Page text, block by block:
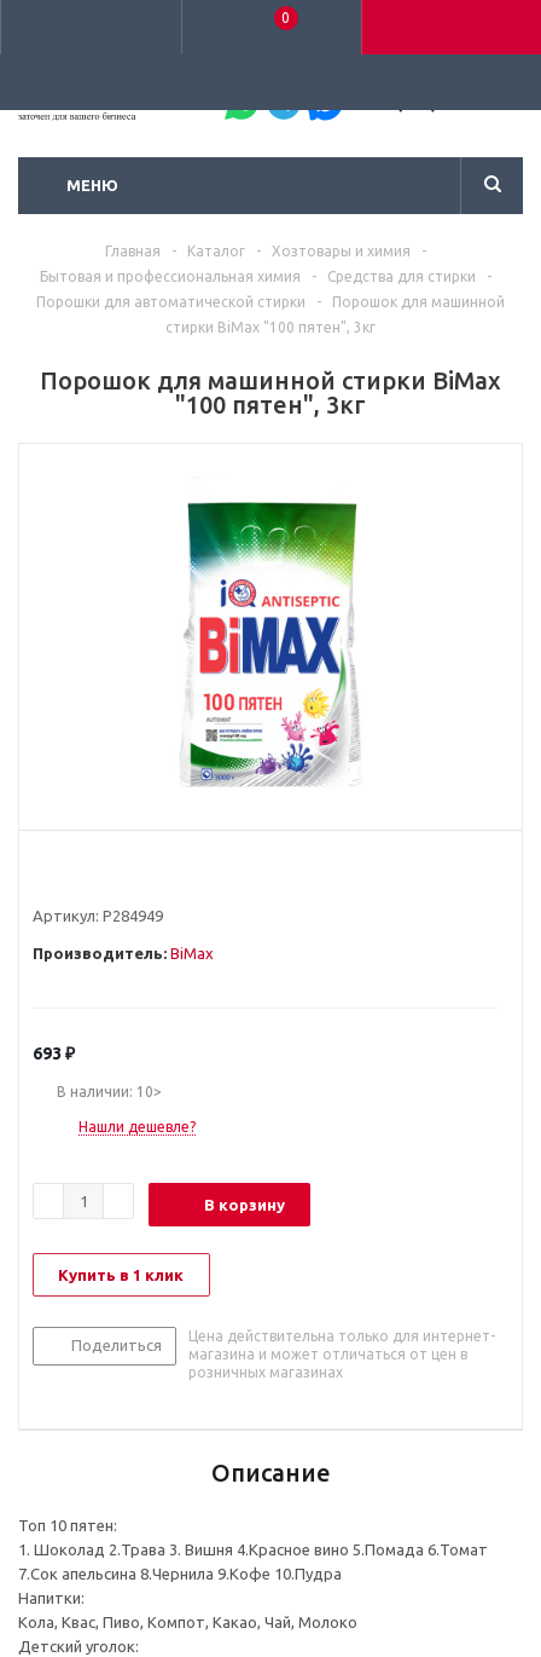
0
МЕНЮ
Главная - Каталог - Хозтовары и химия
-
Бытовая и профессиональная химия
- Средства для стирки
-
Порошки для автоматической стирки
-
Порошок для машинной
стирки BiMax "100 пятен", 3кг
Порошок для машинной стирки BiMax
"100 пятен", 3кг
Артикул: Р284949
Производитель: BiMax
693 ₽
В наличии: 10>
Нашли дешевле?
В корзину
Купить в 1 клик
Поделиться
Цена действительна только для интернет-
магазина и может отличаться от цен в
розничных магазинах
Описание
Топ 10 пятен:
1. Шоколад 2.Трава 3. Вишня 4.Красное вино 5.Помада 6.Томат
7.Сок апельсина 8.Чернила 9.Кофе 10.Пудра
Напитки:
Кола, Квас, Пиво, Компот, Какао, Чай, Молоко
Детский уголок: